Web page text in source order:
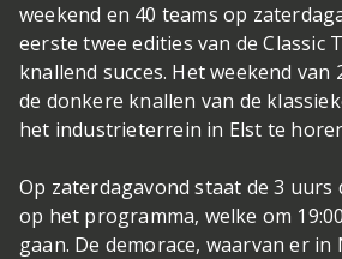
weekend en 40 teams op
eerste twee edities van de Classic
knallend succes. Het weekend van
de donkere knallen van de
het industrieterrein in Elst te
Op zaterdagavond staat de 3 uurs
op het programma, welke om
gaan. De demorace, waarvan er in